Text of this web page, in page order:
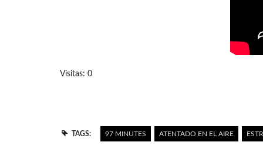
Visitas: 0
TAGS: 97 MINUTES ATENTADO EN EL AIRE